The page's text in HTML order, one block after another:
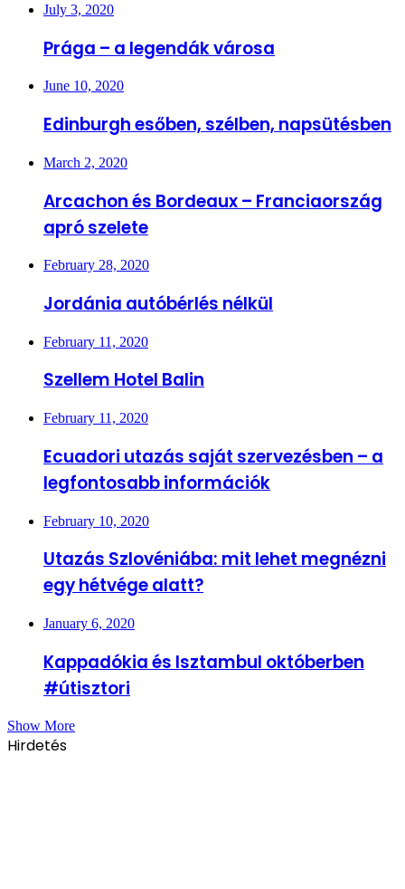
July 3, 2020
Prága – a legendák városa
June 10, 2020
Edinburgh esőben, szélben, napsütésben
March 2, 2020
Arcachon és Bordeaux – Franciaország
apró szelete
February 28, 2020
Jordánia autóbérlés nélkül
February 11, 2020
Szellem Hotel Balin
February 11, 2020
Ecuadori utazás saját szervezésben – a
legfontosabb információk
February 10, 2020
Utazás Szlovéniába: mit lehet megnézni
egy hétvége alatt?
January 6, 2020
Kappadókia és Isztambul októberben
#útisztori
Show More
Hirdetés